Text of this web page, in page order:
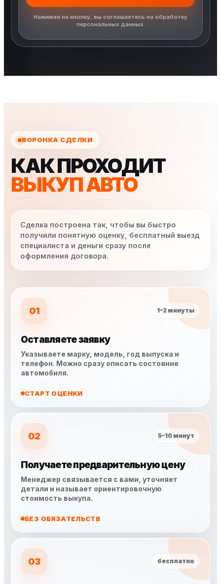
Нажимая на кнопку, вы соглашаетесь на обработку
персональных данных.
ВОРОНКА СДЕЛКИ
КАК ПРОХОДИТ
ВЫКУП АВТО
Сделка построена так, чтобы вы быстро
получили понятную оценку, бесплатный выезд
специалиста и деньги сразу после
оформления договора.
01 1–2 минуты
Оставляете заявку
Указываете марку, модель, год выпуска и
телефон. Можно сразу описать состояние
автомобиля.
СТАРТ ОЦЕНКИ
02 5–10 минут
Получаете предварительную цену
Менеджер связывается с вами, уточняет
детали и называет ориентировочную
стоимость выкупа.
БЕЗ ОБЯЗАТЕЛЬСТВ
03 бесплатно